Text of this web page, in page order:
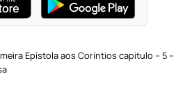
Epístola aos Coríntios capitulo – 5 –